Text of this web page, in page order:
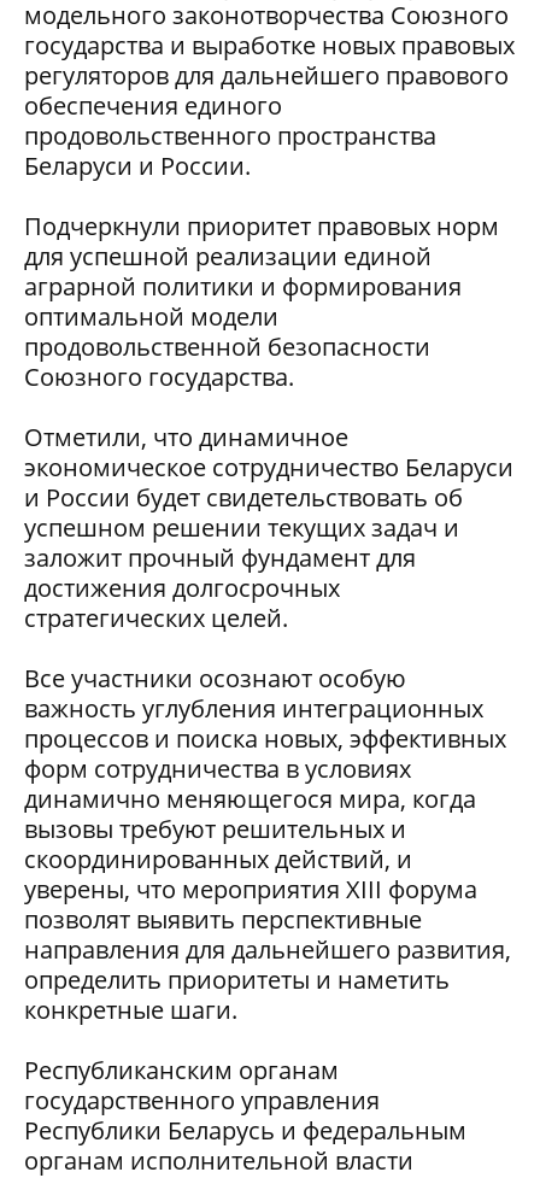
модельного законотворчества Союзного
государства и выработке новых правовых
регуляторов для дальнейшего правового
обеспечения единого
продовольственного пространства
Беларуси и России.
Подчеркнули приоритет правовых норм
для успешной реализации единой
аграрной политики и формирования
оптимальной модели
продовольственной безопасности
Союзного государства.
Отметили, что динамичное
экономическое сотрудничество Беларуси
и России будет свидетельствовать об
успешном решении текущих задач и
заложит прочный фундамент для
достижения долгосрочных
стратегических целей.
Все участники осознают особую
важность углубления интеграционных
процессов и поиска новых, эффективных
форм сотрудничества в условиях
динамично меняющегося мира, когда
вызовы требуют решительных и
скоординированных действий, и
уверены, что мероприятия ХIII форума
позволят выявить перспективные
направления для дальнейшего развития,
определить приоритеты и наметить
конкретные шаги.
Республиканским органам
государственного управления
Республики Беларусь и федеральным
органам исполнительной власти